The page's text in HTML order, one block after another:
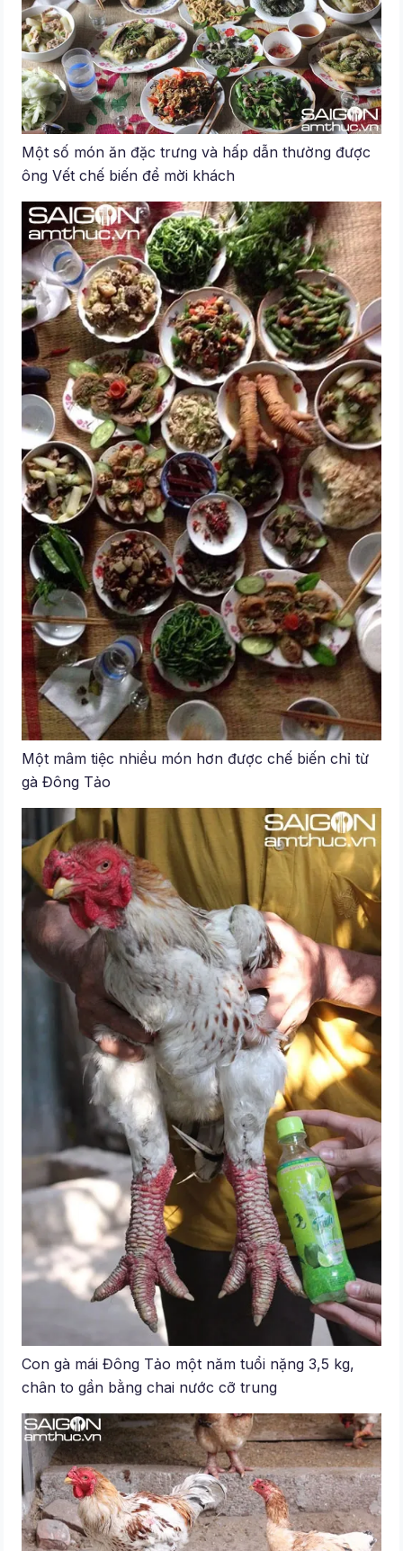
Một số món ăn đặc trưng và hấp dẫn thường được
ông Vết chế biến để mời khách
Một mâm tiệc nhiều món hơn được chế biến chỉ từ
gà Đông Tảo
Con gà mái Đông Tảo một năm tuổi nặng 3,5 kg,
chân to gần bằng chai nước cỡ trung